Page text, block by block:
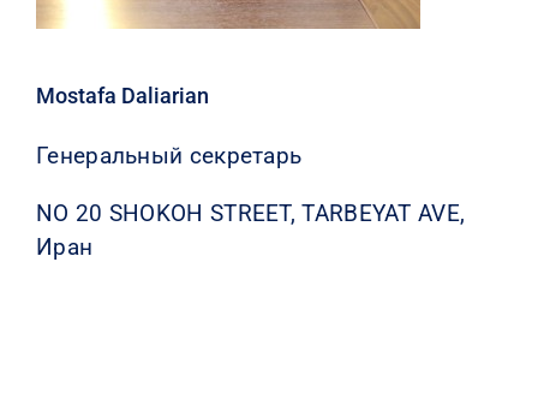
Mostafa Daliarian
Генеральный секретарь
NO 20 SHOKOH STREET, TARBEYAT AVE,
Иран